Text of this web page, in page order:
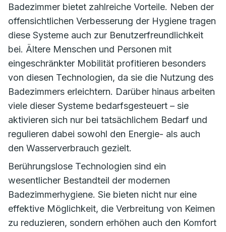
Badezimmer bietet zahlreiche Vorteile. Neben der
offensichtlichen Verbesserung der Hygiene tragen
diese Systeme auch zur Benutzerfreundlichkeit
bei. Ältere Menschen und Personen mit
eingeschränkter Mobilität profitieren besonders
von diesen Technologien, da sie die Nutzung des
Badezimmers erleichtern. Darüber hinaus arbeiten
viele dieser Systeme bedarfsgesteuert – sie
aktivieren sich nur bei tatsächlichem Bedarf und
regulieren dabei sowohl den Energie- als auch
den Wasserverbrauch gezielt.
Berührungslose Technologien sind ein
wesentlicher Bestandteil der modernen
Badezimmerhygiene. Sie bieten nicht nur eine
effektive Möglichkeit, die Verbreitung von Keimen
zu reduzieren, sondern erhöhen auch den Komfort